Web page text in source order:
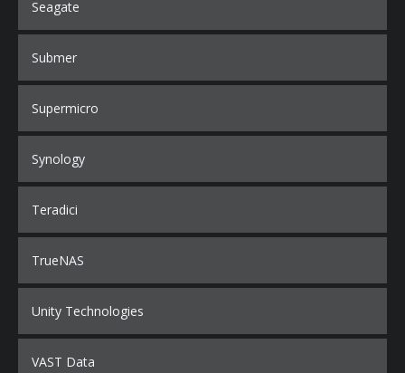
Seagate
Submer
Supermicro
Synology
Teradici
TrueNAS
Unity Technologies
VAST Data